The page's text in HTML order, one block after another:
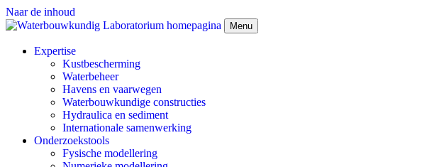
Naar de inhoud
Menu
Expertise
Kustbescherming
Waterbeheer
Havens en vaarwegen
Waterbouwkundige constructies
Hydraulica en sediment
Internationale samenwerking
Onderzoekstools
Fysische modellering